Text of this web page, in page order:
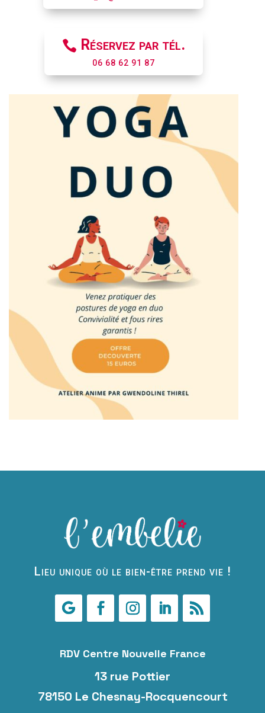
Réservez par tél.
06 68 62 91 87
Lieu unique où le bien-être prend vie !
RDV Centre Nouvelle France
13 rue Pottier
78150 Le Chesnay-Rocquencourt